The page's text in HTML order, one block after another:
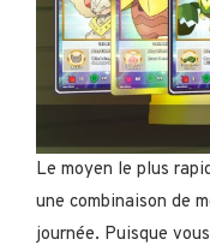
Le moyen le plus
une combinaison de
journée. Puisque